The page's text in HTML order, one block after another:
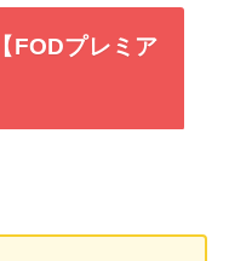
FODプレミア